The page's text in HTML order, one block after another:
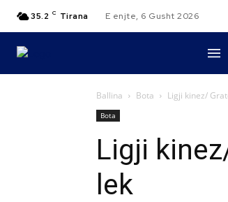
35.2 C Tirana E enjte, 6 Gusht 2026
Ballina Bota Ligji kinez/
Bota
Ligji
lek